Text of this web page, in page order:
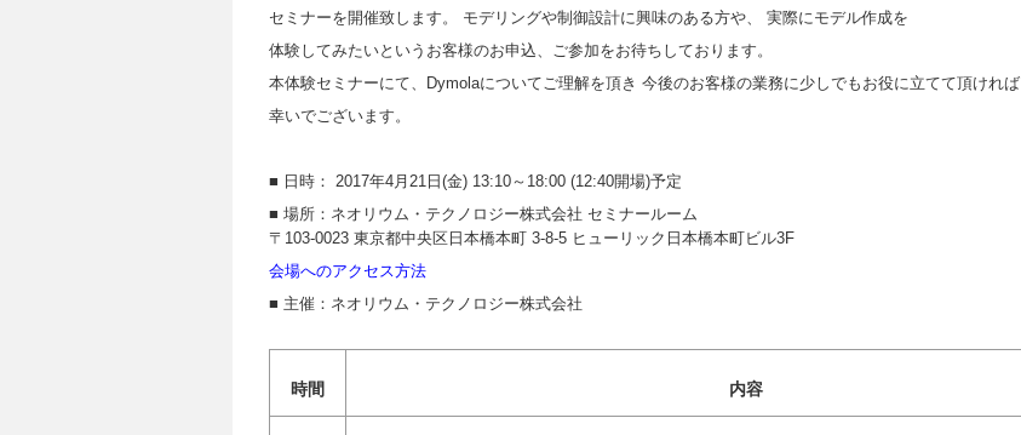
セミナーを開催致します。 モデリングや制御設計に興味のある方や、 実際にモデル作成を
体験してみたいというお客様のお申込、ご参加をお待ちしております。
本体験セミナーにて、Dymolaについてご理解を頂き 今後のお客様の業務に少しでもお役に立てて頂ければ
幸いでございます。
■ 日時： 2017年4月 21 日 (金) 13:10～ 18:00 (12:40開場)予定
■ 場所：ネオリウム・テクノロジー株式会社 セミナールーム
〒103-0023 東京都中央区日本橋本町 3-8-5 ヒューリック日本橋本町ビル3F
会場へのアクセス方法
■ 主催：ネオリウム・テクノロジー株式会社
時間 内容